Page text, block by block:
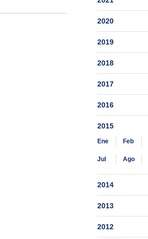
2020
2019
2018
2017
2016
2015
Ene Feb
Jul Ago
2014
2013
2012